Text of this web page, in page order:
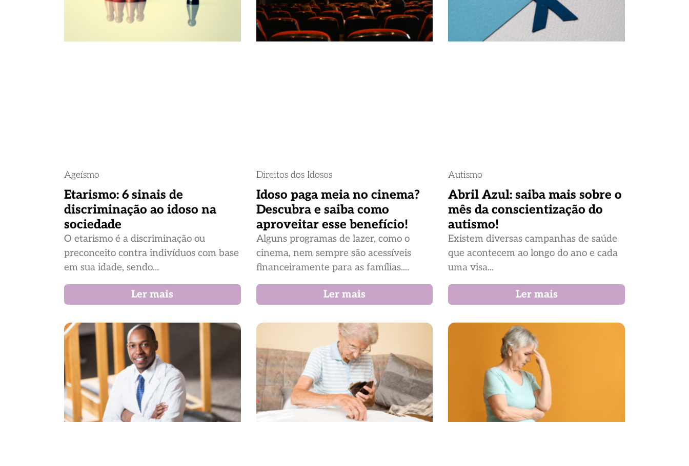
Ageísmo
Etarismo: 6 sinais de
discriminação ao idoso na
sociedade
O etarismo é a discriminação ou
preconceito contra indivíduos com base
em sua idade, sendo...
Ler mais
Direitos dos Idosos
Idoso paga meia no cinema?
Descubra e saiba como
aproveitar esse benefício!
Alguns programas de lazer, como o
cinema, nem sempre são acessíveis
financeiramente para as famílias....
Ler mais
Autismo
Abril Azul: saiba mais sobre o
mês da conscientização do
autismo!
Existem diversas campanhas de saúde
que acontecem ao longo do ano e cada
uma visa...
Ler mais